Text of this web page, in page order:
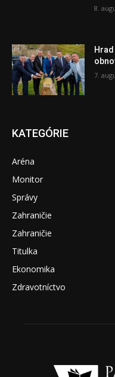
8.
7.
KATEGÓRIE
Aréna
Monitor
Správy
Zahraničie
Zahraničie
Titulka
Ekonomika
Zdravotníctvo